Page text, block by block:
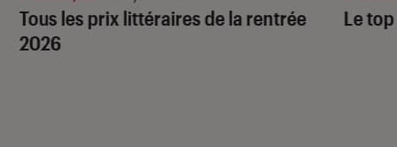
Tous les prix littéraires de la rentrée
2026
Le